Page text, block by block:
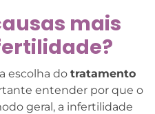
mais
escolha do tratamento
entender por que o
geral, a infertilidade